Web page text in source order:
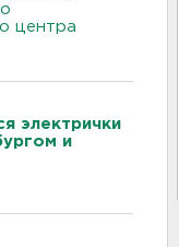
центра
электрички
и